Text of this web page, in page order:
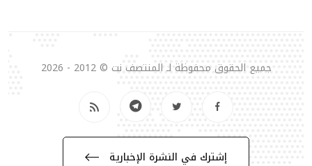
جميع الحقوق محفوظة لـ المنتصف نت © 2012 - 2026
إشترك في النشرة الإخبارية